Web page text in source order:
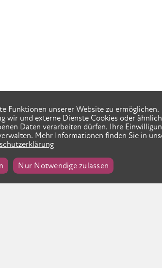
Funktionen unserer Website zu ermöglichen.
wir und externe Dienste Cookies oder
Daten verarbeiten dürfen. Ihre
Mehr Informationen finden Sie in
Nur Notwendige zulassen